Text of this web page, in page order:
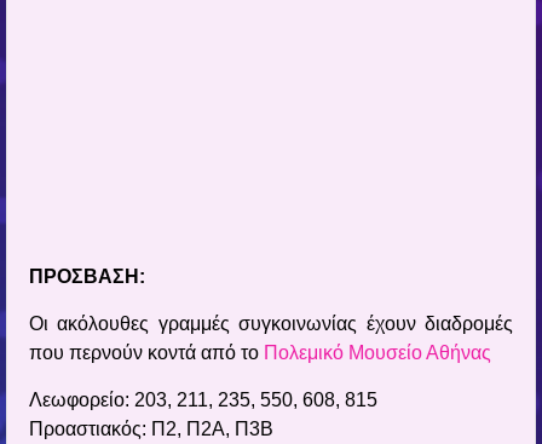
ΠΡΟΣΒΑΣΗ:
Οι ακόλουθες γραμμές συγκοινωνίας έχουν διαδρομές
που περνούν κοντά από το Πολεμικό Μουσείο Αθήνας
Λεωφορείο: 203, 211, 235, 550, 608, 815
Προαστιακός: Π2, Π2Α, Π3Β